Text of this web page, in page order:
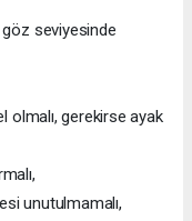
seviyesinde
olmalı, gerekirse ayak
unutulmamalı,